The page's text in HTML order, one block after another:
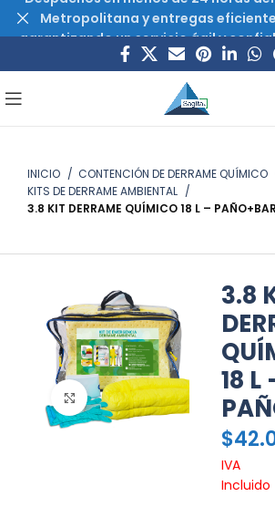
INICIO
CONTENCIÓN DE DERRAME QUÍMICO
KITS DE DERRAME AMBIENTAL
3.8 KIT DERRAME QUÍMICO 18 L –
Haz clic para ampliar
3.8
18 L
$
IVA
Incluido
Metropolitana y entregas
garantizando un servicio ágil y